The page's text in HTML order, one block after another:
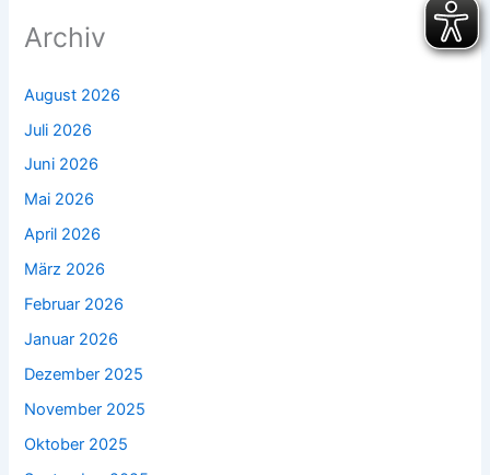
Archiv
August 2026
Juli 2026
Juni 2026
Mai 2026
April 2026
März 2026
Februar 2026
Januar 2026
Dezember 2025
November 2025
Oktober 2025